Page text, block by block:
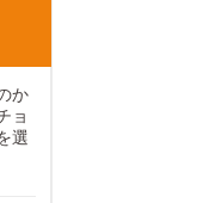
か
ョ
選